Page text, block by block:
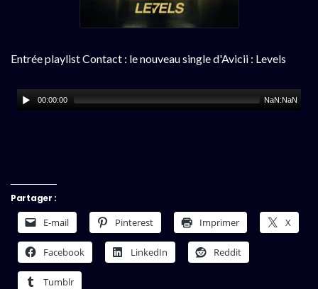
Entrée playlist Contact : le nouveau single d'Avicii : Levels
00:00:00 NaN:NaN
Partager :
E-mail Pinterest Imprimer X
Facebook LinkedIn Reddit
Tumblr